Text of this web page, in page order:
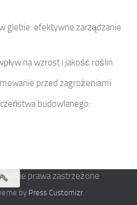
glebie: efektywne zarządzanie
na wzrost i jakość roślin
przed zagrożeniami
budowlanego:
prawa zastrzeżone
by Press Customizr.